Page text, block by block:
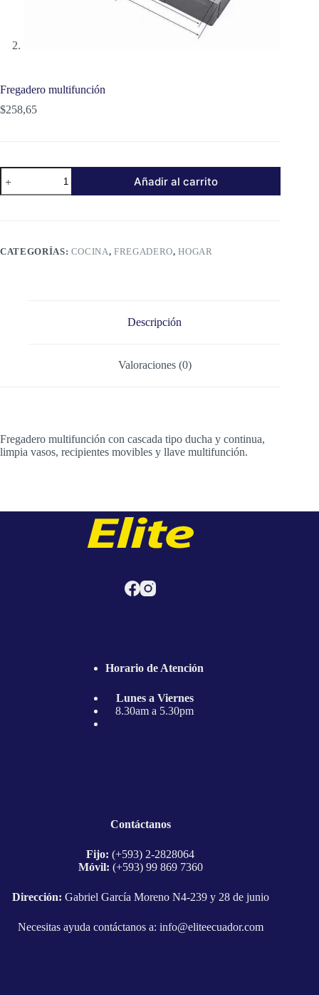
Fregadero multifunción
$258,65
Fregadero
multifunción
cantidad
Añadir al carrito
CATEGORÍAS: COCINA,FREGADERO,HOGAR
Descripción
Valoraciones (0)
Fregadero multifunción con cascada tipo ducha y continua,
limpia vasos, recipientes movibles y llave multifunción.
Horario de Atención
Lunes a Viernes
8.30am a 5.30pm
Contáctanos
Fijo:(+593) 2-2828064
Móvil: (+593) 99 869 7360
Dirección: Gabriel García Moreno N4-239 y 28 de junio
Necesitas ayuda contáctanos a: info@eliteecuador.com